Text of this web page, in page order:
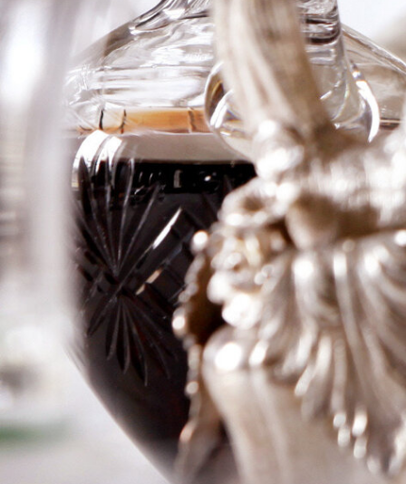
2019 Ch la
Grave a
Pomerol ‘Trigant
de Boisset’
Logga in för att se priset
Art.nr: 21071-01
Information
Producent la Grave a Pomerol
Årgång 2019
Land Frankrike
Område Pomerol
Rött